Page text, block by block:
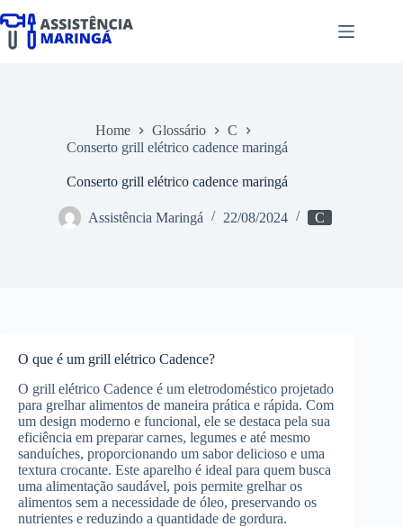
para
Home Glossário
C
Conserto grill elétrico cadence maringá
Conserto grill elétrico cadence maringá
Assistência Maringá 22/08/2024 C
O que é um grill elétrico Cadence?
O grill elétrico Cadence é um eletrodoméstico projetado
para grelhar alimentos de maneira prática e rápida. Com
um design moderno e funcional, ele se destaca pela sua
eficiência em preparar carnes, legumes e até mesmo
sanduíches, proporcionando um sabor delicioso e uma
textura crocante. Este aparelho é ideal para quem busca
uma alimentação saudável, pois permite grelhar os
alimentos sem a necessidade de óleo, preservando os
nutrientes e reduzindo a quantidade de gordura.